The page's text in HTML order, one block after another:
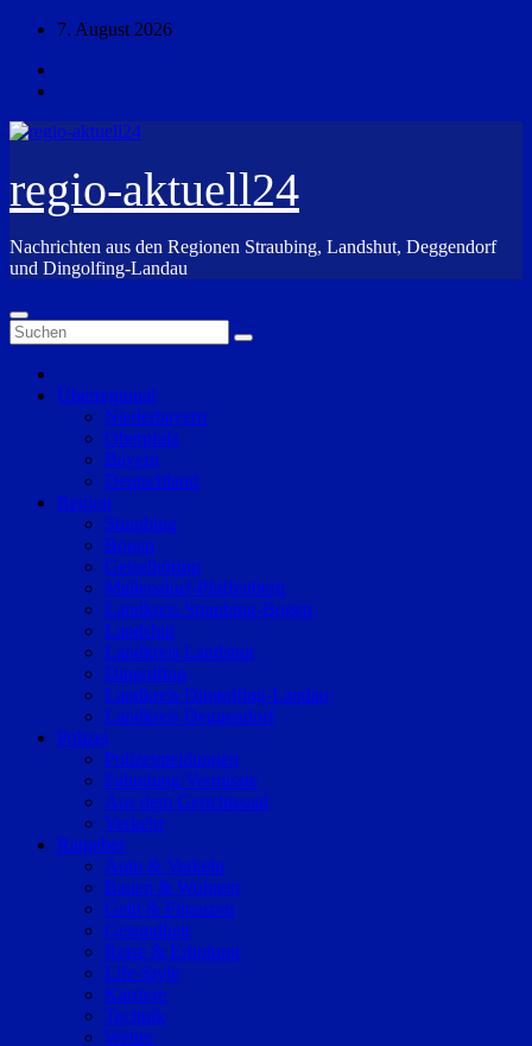
Zum
springen
7. August 2026
regio-aktuell24
Nachrichten aus den Regionen Straubing, Landshut, Deggendorf
und Dingolfing-Landau
Überregional
Niederbayern
Oberpfalz
Bayern
Deutschland
Region
Straubing
Bogen
Geiselhöring
Mallersdorf-Pfaffenberg
Landkreis Straubing-Bogen
Landshut
Landkreis Landshut
Dingolfing
Landkreis Dingolfing-Landau
Landkreis Deggendorf
Polizei
Polizeimeldungen
Fahndung/Vermisste
Aus dem Gerichtssaal
Verkehr
Ratgeber
Auto & Verkehr
Bauen & Wohnen
Geld & Finanzen
Gesundheit
Reise & Erholung
Life-Style
Karriere
Technik
Wetter